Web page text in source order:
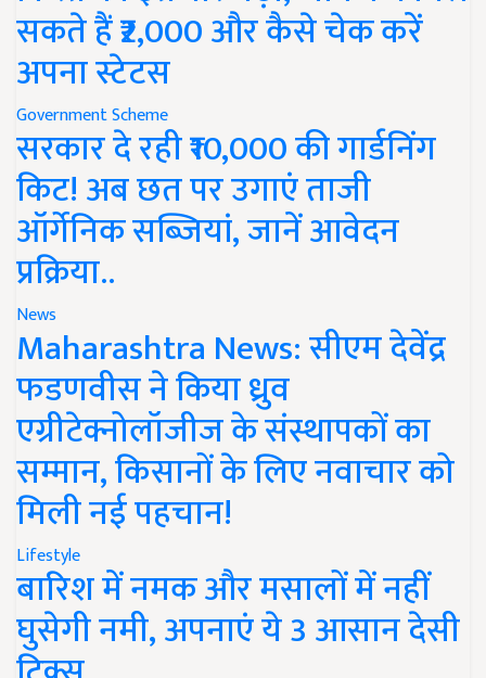
सकते हैं ₹2,000 और कैसे चेक करें
अपना स्टेटस
Government Scheme
सरकार दे रही ₹10,000 की गार्डनिंग
किट! अब छत पर उगाएं ताजी
ऑर्गेनिक सब्जियां, जानें आवेदन
प्रक्रिया..
News
Maharashtra News: सीएम देवेंद्र
फडणवीस ने किया ध्रुव
एग्रीटेक्नोलॉजीज के संस्थापकों का
सम्मान, किसानों के लिए नवाचार को
मिली नई पहचान!
Lifestyle
बारिश में नमक और मसालों में नहीं
घुसेगी नमी, अपनाएं ये 3 आसान देसी